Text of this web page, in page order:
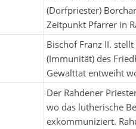
(Dorfpriester)
Zeitpunkt Pfarrer in
Bischof Franz II.
(Immunität) des
Gewalttat entweiht
Der Rahdener
wo das lutherische
exkommuniziert.